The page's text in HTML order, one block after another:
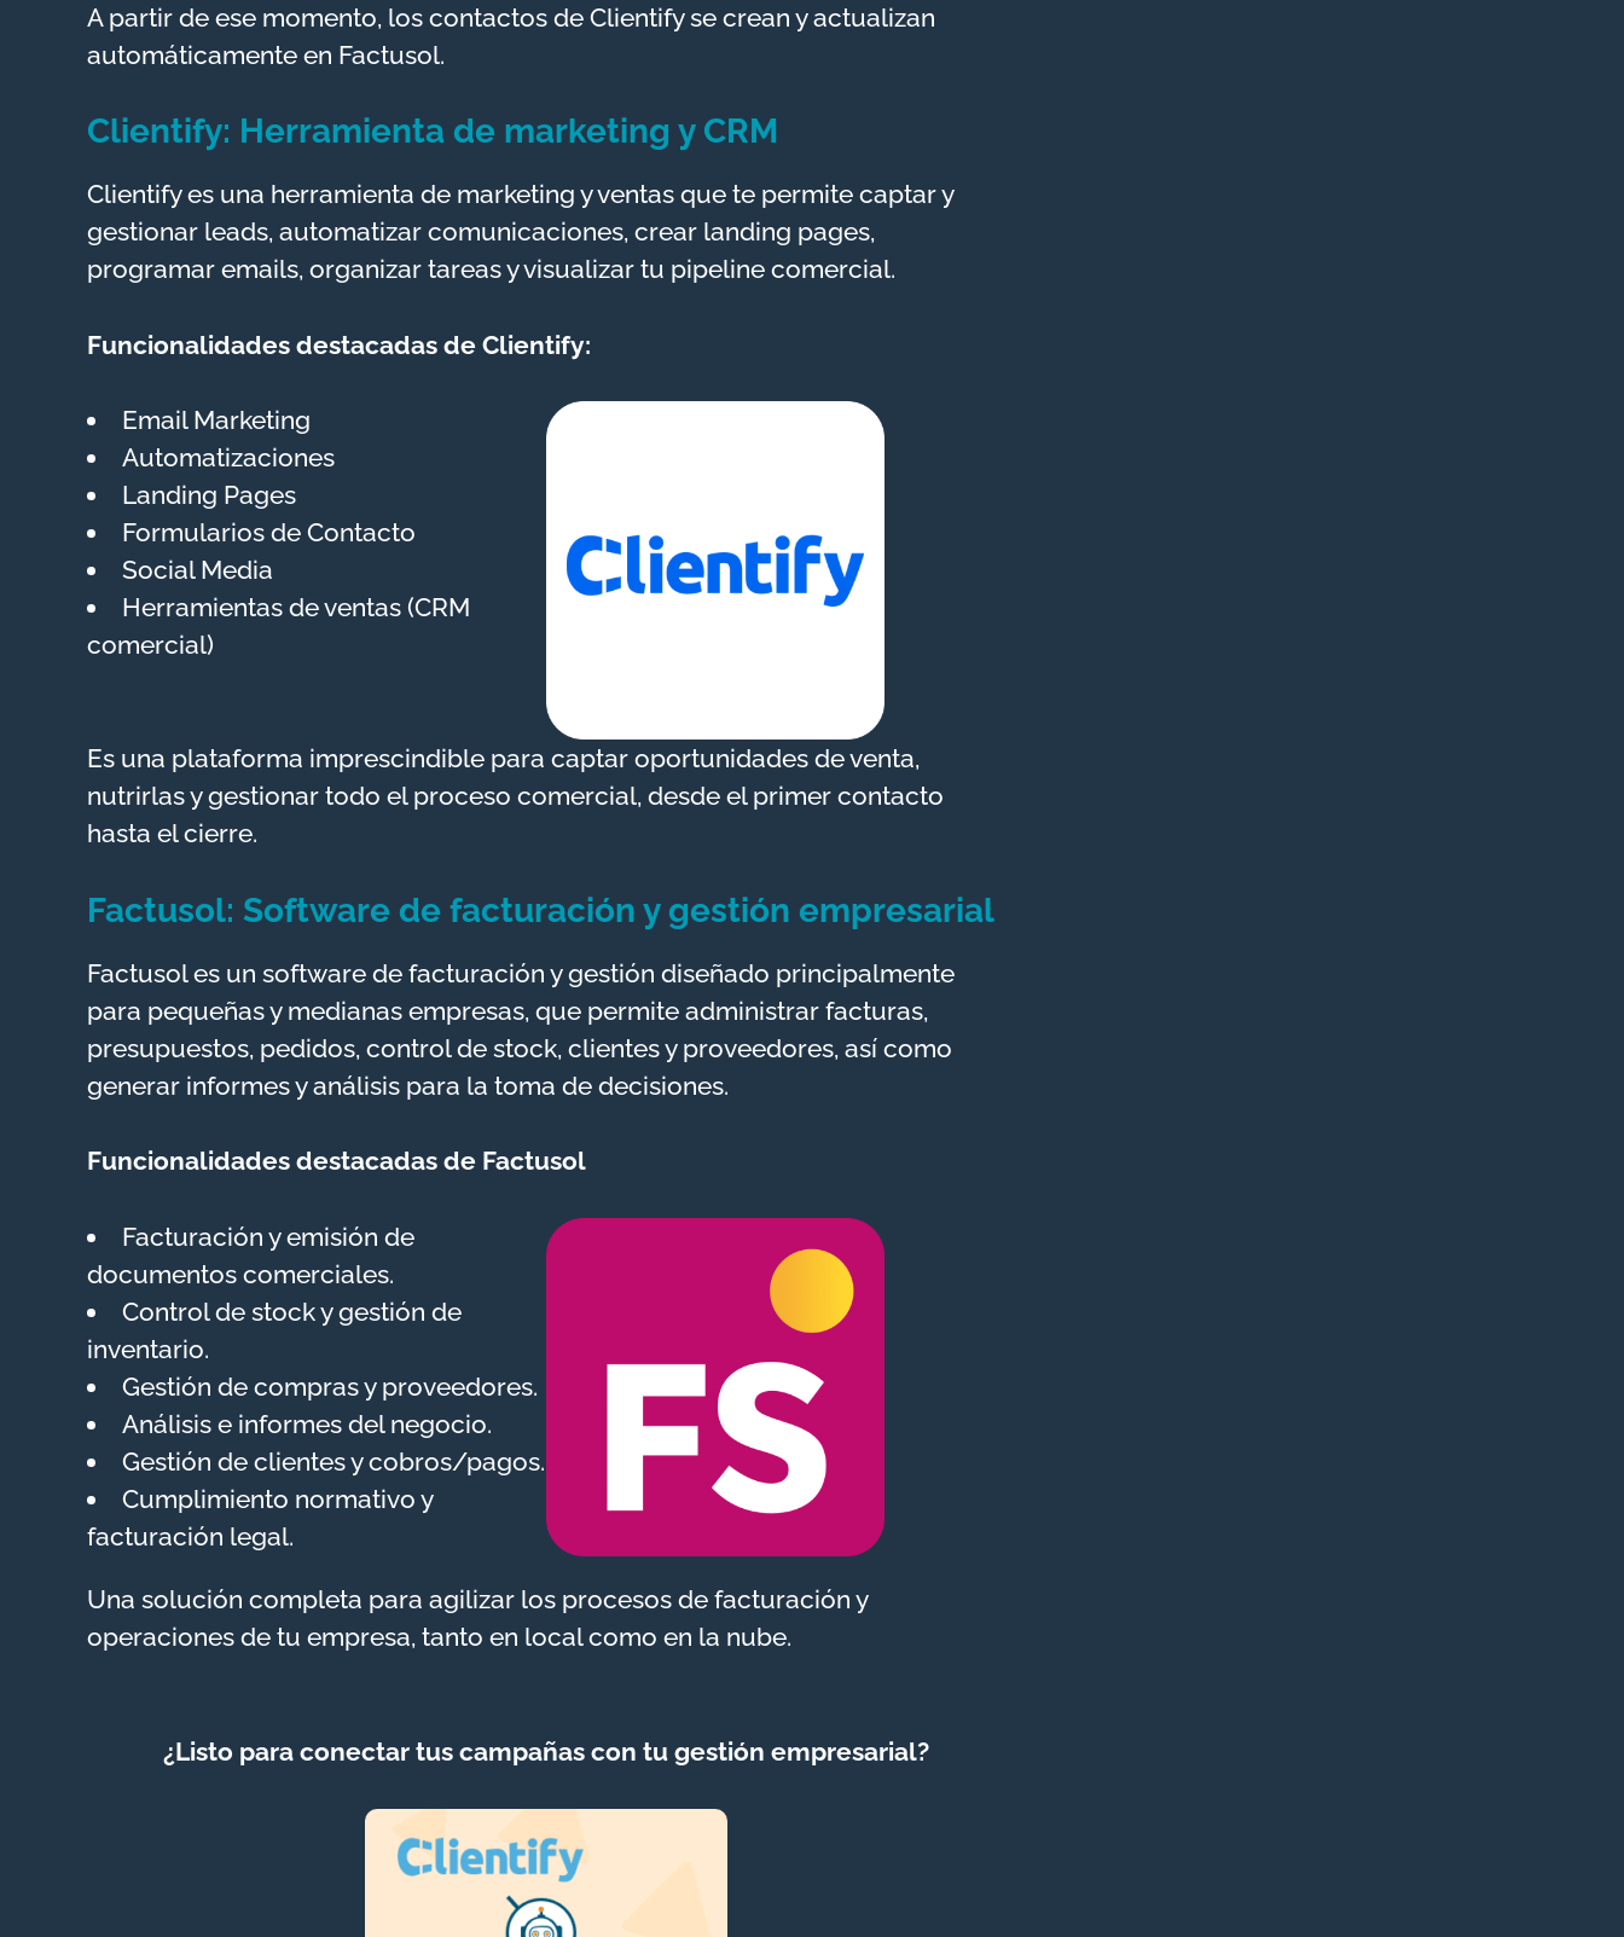
A partir de ese momento, los contactos de Clientify se crean y actualizan
automáticamente en Factusol.
Clientify: Herramienta de marketing y CRM
Clientify es una herramienta de marketing y ventas que te permite captar y
gestionar leads, automatizar comunicaciones, crear landing pages,
programar emails, organizar tareas y visualizar tu pipeline comercial.
Funcionalidades destacadas de Clientify:
Email Marketing
Automatizaciones
Landing Pages
Formularios de Contacto
Social Media
Herramientas de ventas (CRM
comercial)
Es una plataforma imprescindible para captar oportunidades de venta,
nutrirlas y gestionar todo el proceso comercial, desde el primer contacto
hasta el cierre.
Factusol: Software de facturación y gestión empresarial
Factusol es un software de facturación y gestión diseñado principalmente
para pequeñas y medianas empresas, que permite administrar facturas,
presupuestos, pedidos, control de stock, clientes y proveedores, así como
generar informes y análisis para la toma de decisiones.
Funcionalidades destacadas de Factusol
Facturación y emisión de
documentos comerciales.
Control de stock y gestión de
inventario.
Gestión de compras y proveedores.
Análisis e informes del negocio.
Gestión de clientes y cobros/pagos.
Cumplimiento normativo y
facturación legal.
Una solución completa para agilizar los procesos de facturación y
operaciones de tu empresa, tanto en local como en la nube.
¿Listo para conectar tus campañas con tu gestión empresarial?